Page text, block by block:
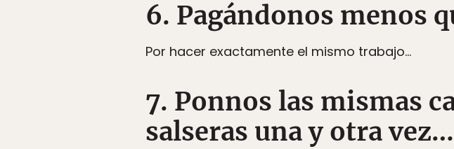
6. Pagándonos menos
Por hacer exactamente el mismo trabajo…
7. Ponnos las mismas
salseras una y otra vez…